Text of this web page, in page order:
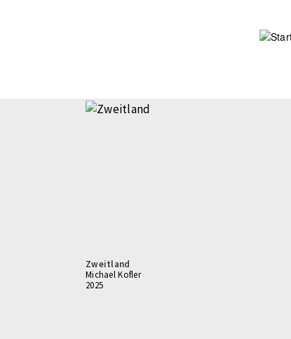
Zweitland
Michael Kofler
2025